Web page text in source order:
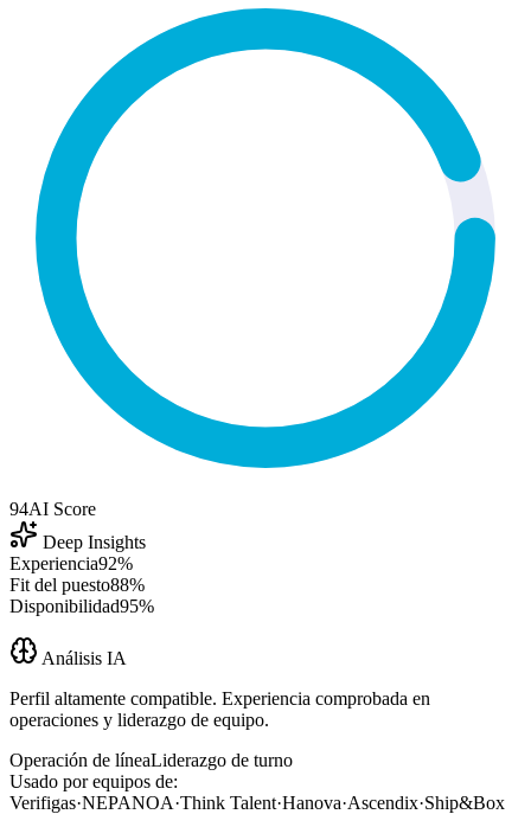
94AI Score
Deep Insights
Experiencia92%
Fit del puesto88%
Disponibilidad95%
Análisis IA
Perfil altamente compatible. Experiencia comprobada en
operaciones y liderazgo de equipo.
Operación de líneaLiderazgo de turno
Usado por equipos de:
Verifigas·NEPANOA·Think Talent·Hanova·Ascendix·Ship&Box